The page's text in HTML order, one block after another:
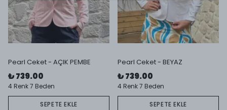
Pearl Ceket - AÇIK PEMBE
₺ 739.00
4 Renk 7 Beden
SEPETE EKLE
Pearl Ceket - BEYAZ
₺ 739.00
4 Renk 7 Beden
SEPETE EKLE